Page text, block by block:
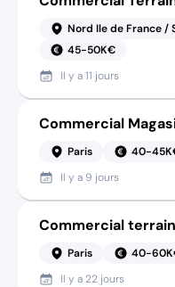
Nord Ile de France /
45-50K€
Il y a11 jours
Commercial
Paris
40-
Il y a 9 jours
Commercial
Paris
40-
Il y a 22 jours